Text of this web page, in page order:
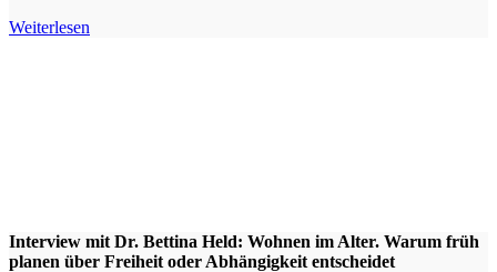
Weiterlesen
Interview mit Dr. Bettina Held: Wohnen im Alter. Warum früh
planen über Freiheit oder Abhängigkeit entscheidet